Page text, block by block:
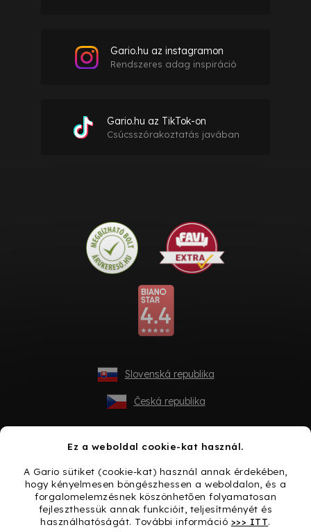
Ez a weboldal cookie-kat használ.
A Gario sütiket (cookie-kat) használ annak érdekében,
hogy kényelmesen böngészhessen a weboldalon, és a
forgalomelemzésnek köszönhetően folyamatosan
fejleszthessük annak funkcióit, teljesítményét és
használhatóságát. További információ >>> ITT.
Gario.hu az instagramon
Rendszeres adag inspiráció
Gario.hu az TikTok-on
Csúcsszórakoztatás javában
Slovenská republika
Česká republika